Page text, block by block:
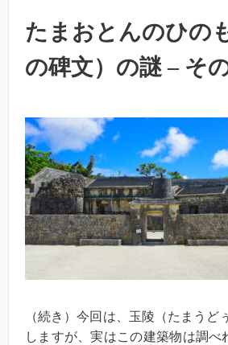
たまおとんのひの
の碑文）の謎 – そ
（続き）今回は、玉陵（たまうど
しますが、実はこの建築物は調べ